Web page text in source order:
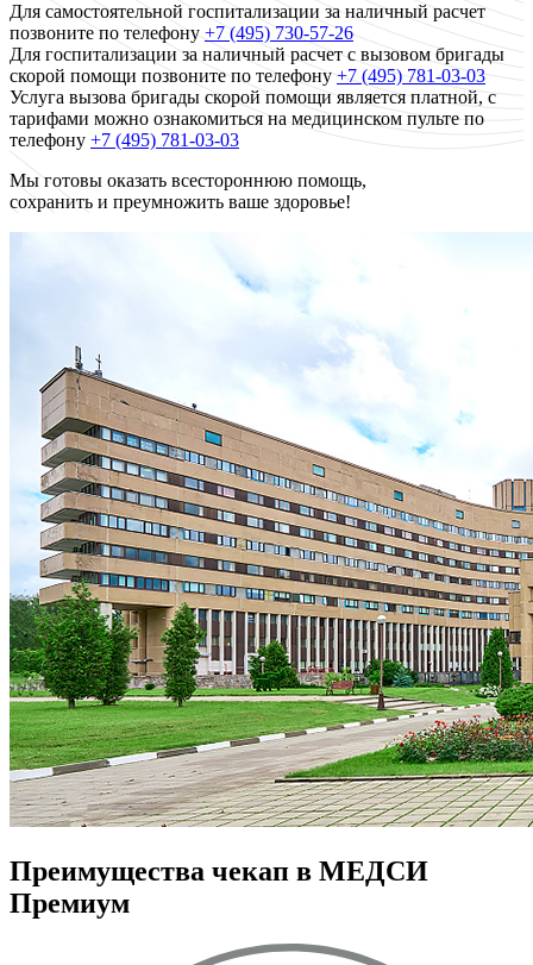
Для самостоятельной госпитализации за наличный расчет
позвоните по телефону +7 (495) 730-57-26
Для госпитализации за наличный расчет с вызовом бригады
скорой помощи позвоните по телефону +7 (495) 781-03-03
Услуга вызова бригады скорой помощи является платной, с
тарифами можно ознакомиться на медицинском пульте по
телефону +7 (495) 781-03-03
Мы готовы оказать всестороннюю помощь,
сохранить и преумножить ваше здоровье!
Преимущества чекап в МЕДСИ
Премиум